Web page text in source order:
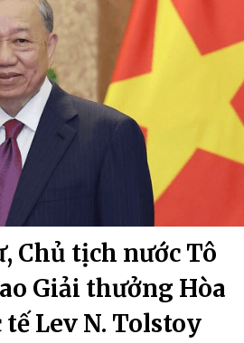
Chủ tịch nước Tô
Giải thưởng Hòa
Lev N. Tolstoy